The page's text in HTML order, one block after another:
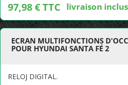
97,98 € TTC livraison
ECRAN MULTIFONCTIONS
POUR HYUNDAI SANTA FÉ 2
RELOJ DIGITAL.